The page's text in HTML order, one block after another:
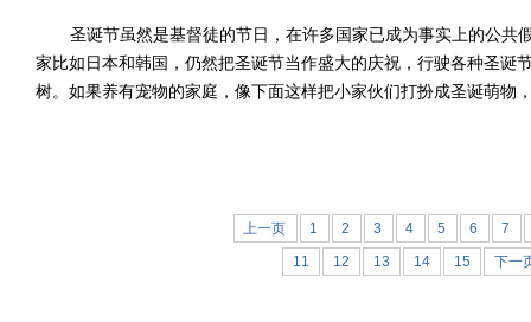
圣诞节虽然是基督徒的节日，在许多国家已成为事实上的公共
家比如日本和韩国，仍然把圣诞节当作盛大的庆祝，行驶各种圣诞
树。如果养有宠物的家庭，像下面这样把小家伙们打扮成圣诞萌物
上一页 1 2 3 4 5 6
7
11
12 13 14 15 下一